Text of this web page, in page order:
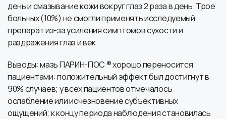
день и смазывание кожи вокруг глаз 2 раза в день. Трое
больных (10%) не смогли применять исследуемый
препарат из-за усиления симптомов сухости и
раздражения глаз и век.
Выводы: мазь ПАРИН-ПОС ® хорошо переносится
пациентами: положительный эффект был достигнут в
90% случаев; у всех пациентов отмечалось
ослабление или исчезновение субъективных
ощущений; к концу периода наблюдения становилась